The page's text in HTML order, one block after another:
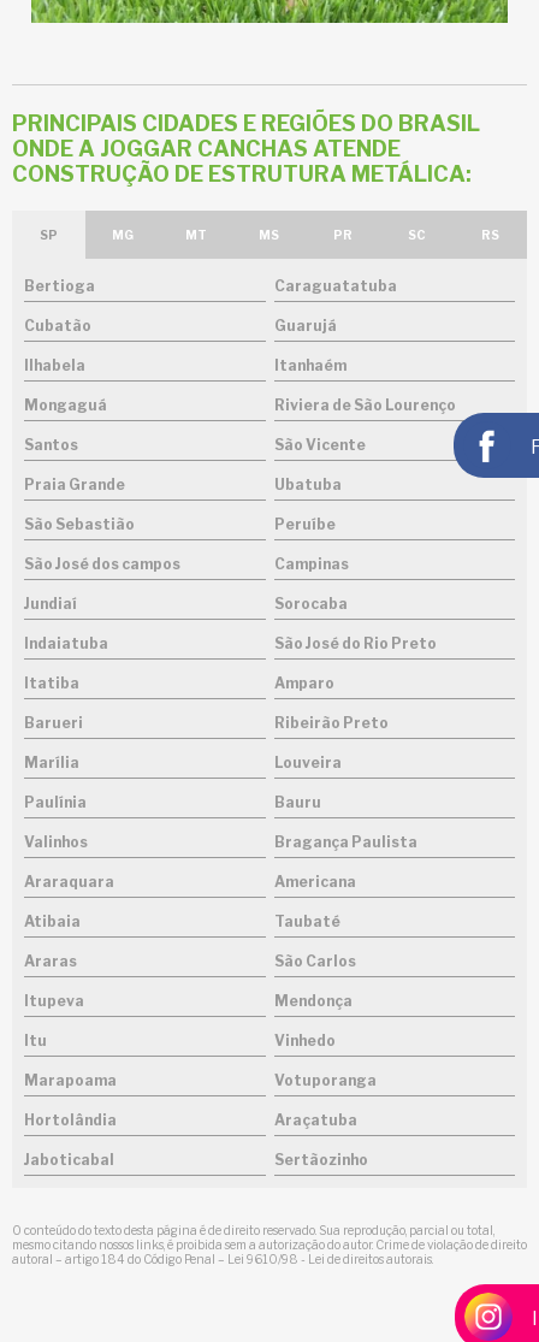
PRINCIPAIS CIDADES E REGIÕES DO BRASIL
ONDE A JOGGAR CANCHAS ATENDE
CONSTRUÇÃO DE ESTRUTURA METÁLICA:
SP MG MT MS PR SC RS
Bertioga Caraguatatuba
Cubatão Guarujá
Ilhabela Itanhaém
Mongaguá Riviera de São Lourenço
Santos São Vicente
Praia Grande Ubatuba
São Sebastião Peruíbe
São José dos campos Campinas
Jundiaí Sorocaba
Indaiatuba São José do Rio Preto
Itatiba Amparo
Barueri Ribeirão Preto
Marília Louveira
Paulínia Bauru
Valinhos Bragança Paulista
Araraquara Americana
Atibaia Taubaté
Araras São Carlos
Itupeva Mendonça
Itu Vinhedo
Marapoama Votuporanga
Hortolândia Araçatuba
Jaboticabal Sertãozinho
O conteúdo do texto desta página é de direito reservado. Sua reprodução, parcial ou total,
mesmo citando nossos links, é proibida sem a autorização do autor. Crime de violação de direito
autoral – artigo 184 do Código Penal – Lei 9610/98 - Lei de direitos autorais